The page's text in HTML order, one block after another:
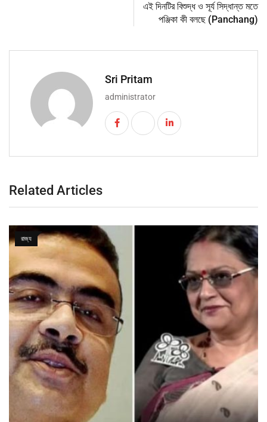
এই দিনটির বিশুদ্ধ ও সূর্য সিদ্ধান্ত মতে
পঞ্জিকা কী বলছে (Panchang)
Sri Pritam
administrator
Related Articles
রাজ্য